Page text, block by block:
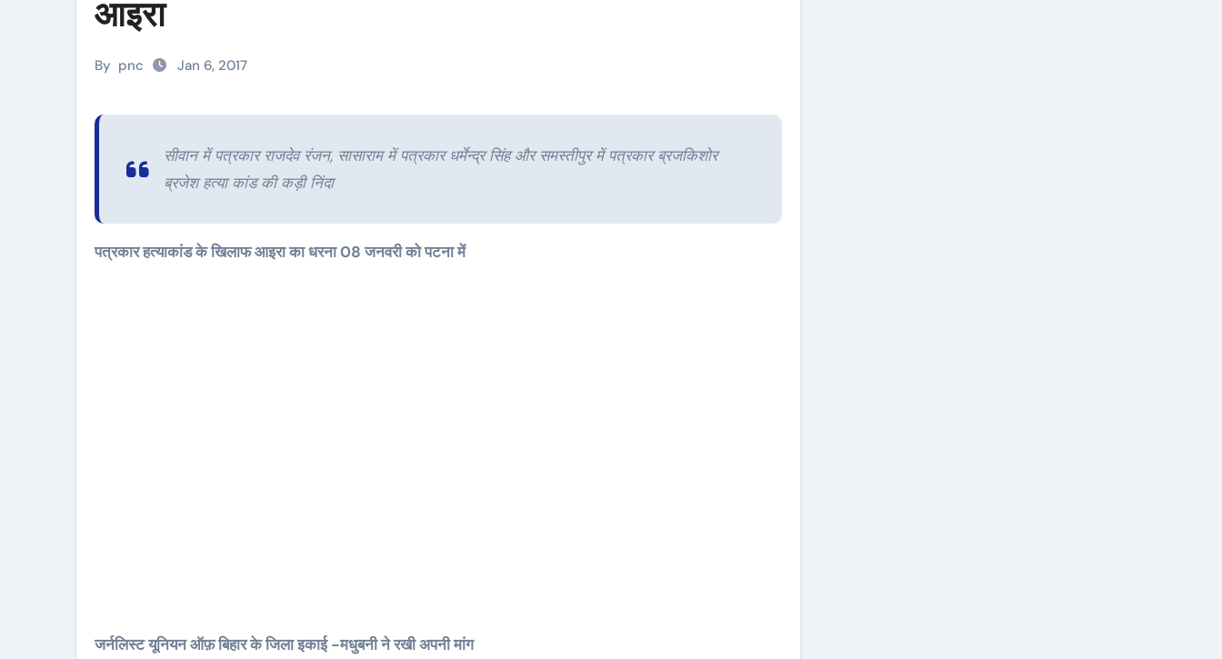
आइरा
By pnc Jan 6, 2017
सीवान में पत्रकार राजदेव रंजन, सासाराम में पत्रकार धर्मेन्द्र सिंह और समस्तीपुर में पत्रकार ब्रजकिशोर
ब्रजेश हत्या कांड की कड़ी निंदा
पत्रकार हत्याकांड के खिलाफ आइरा का धरना 08 जनवरी को पटना में
जर्नलिस्ट यूनियन ऑफ़ बिहार के जिला इकाई -मधुबनी ने रखी अपनी मांग